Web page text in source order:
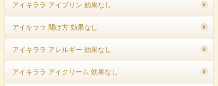
アイキララ アイプリン 効果なし
アイキララ 開け方 効果なし
アイキララ アレルギー 効果なし
アイキララ アイクリーム 効果なし